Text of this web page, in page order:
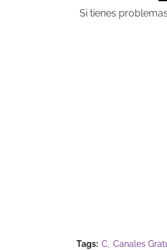
Si tienes
Tags: C Canales